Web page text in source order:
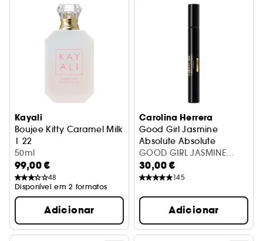
Kayali
Boujee Kitty Caramel Milk
| 22
Eau De Parfum
50ml
99,00 €
48
Disponível em 2 formatos
Adicionar
Carolina Herrera
Good Girl Jasmine
Absolute Absolute
Eau de Parfum
GOOD GIRL JASMINE
ABSOLUTE EDP 10ML
30,00 €
145
Adicionar